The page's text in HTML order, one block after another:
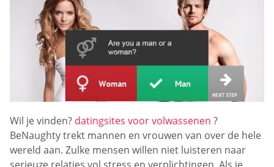
Wil je vinden? datingsites voor volwassenen ?
BeNaughty trekt mannen en vrouwen van over de hele
wereld aan. Zulke mensen willen niet luisteren naar